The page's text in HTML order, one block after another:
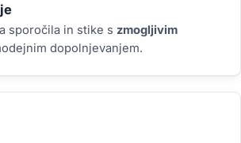
sporočila in stike s zmogljivim
dopolnjevanjem.